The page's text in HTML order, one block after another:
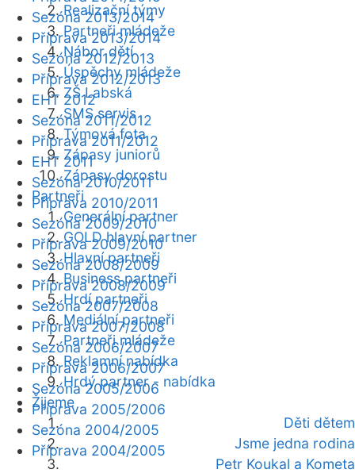
Realizační týmy
Partneři mládeže
Nábor dětí
Úspěchy mládeže
ZŠ Labská
SMS servis
Týmová fota
Zápasy juniorů
Zápasy dorostu
Partneři
Generální partner
GOLD hlavní partner
Hlavní partneři
Business partneři
Hrdí partneři
Mediální partneři
Partneři mládeže
Reklamní nabídka
Hrdý partner - nabídka
Žijeme
Děti dětem
Jsme jedna rodina
Petr Koukal a Kometa
Sezóna 2013/2014
Příprava 2013/2014
Sezóna 2012/2013
Příprava 2012/2013
EHT 2012
Sezóna 2011/2012
Příprava 2011/2012
EHT 2011
Sezóna 2010/2011
Příprava 2010/2011
Sezóna 2009/2010
Příprava 2009/2010
Sezóna 2008/2009
Příprava 2008/2009
Sezóna 2007/2008
Příprava 2007/2008
Sezóna 2006/2007
Příprava 2006/2007
Sezóna 2005/2006
Příprava 2005/2006
Sezóna 2004/2005
Příprava 2004/2005